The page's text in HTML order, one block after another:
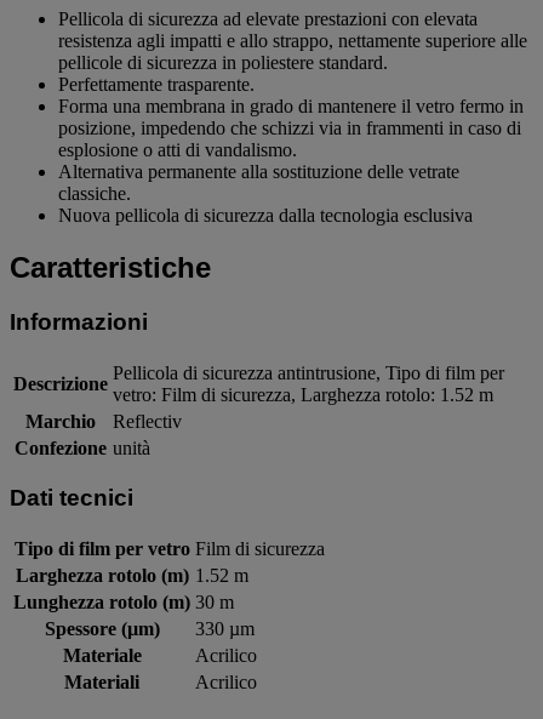
Pellicola di sicurezza ad elevate prestazioni con elevata
resistenza agli impatti e allo strappo, nettamente superiore alle
pellicole di sicurezza in poliestere standard.
Perfettamente trasparente.
Forma una membrana in grado di mantenere il vetro fermo in
posizione, impedendo che schizzi via in frammenti in caso di
esplosione o atti di vandalismo.
Alternativa permanente alla sostituzione delle vetrate
classiche.
Nuova pellicola di sicurezza dalla tecnologia esclusiva
Caratteristiche
Informazioni
Descrizione
Pellicola di sicurezza antintrusione, Tipo di film per
vetro: Film di sicurezza, Larghezza rotolo: 1.52 m
Marchio
Reflectiv
Confezione unità
Dati tecnici
Tipo di film per vetro Film di sicurezza
Larghezza rotolo (m) 1.52 m
Lunghezza rotolo (m) 30 m
Spessore (µm)
330 µm
Materiale
Acrilico
Materiali
Acrilico